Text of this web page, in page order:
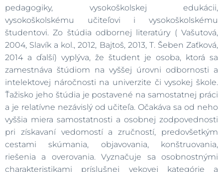
pedagogiky, vysokoškolskej edukácii,
vysokoškolskému učiteľovi i vysokoškolskému
študentovi. Zo štúdia odbornej literatúry ( Vašutová,
2004, Slavík a kol., 2012, Bajtoš, 2013, T. Šeben Zaťková,
2014 a ďalší) vyplýva, že študent je osoba, ktorá sa
zamestnáva štúdiom na vyššej úrovni odbornosti a
intelektovej náročnosti na univerzite či vysokej škole.
Ťažisko jeho štúdia je postavené na samostatnej práci
a je relatívne nezávislý od učiteľa. Očakáva sa od neho
vyššia miera samostatnosti a osobnej zodpovednosti
pri získavaní vedomostí a zručností, predovšetkým
cestami skúmania, objavovania, konštruovania,
riešenia a overovania. Vyznačuje sa osobnostnými
charakteristikami príslušnej vekovej kategórie a